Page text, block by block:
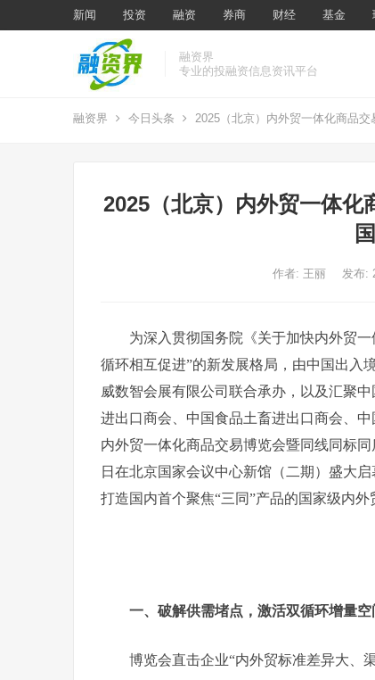
新闻 投资 融资 券商 财经 基金
融资界
专业的投融资信息资讯平台
融资界 今日头条 2025（北京）内外贸一体化商品交
2025（北京）内外贸一体化
作者: 王丽 发布:
为深入贯彻国务院《关于加快内外贸
循环相互促进”的新发展格局，由中国出入
威数智会展有限公司联合承办，以及汇聚
进出口商会、中国食品土畜进出口商会、
内外贸一体化商品交易博览会暨同线同标
日在北京国家会议中心新馆（二期）盛大
打造国内首个聚焦“三同”产品的国家级内外
一、破解供需堵点，激活双循环增量空
博览会直击企业“内外贸标准差异大、